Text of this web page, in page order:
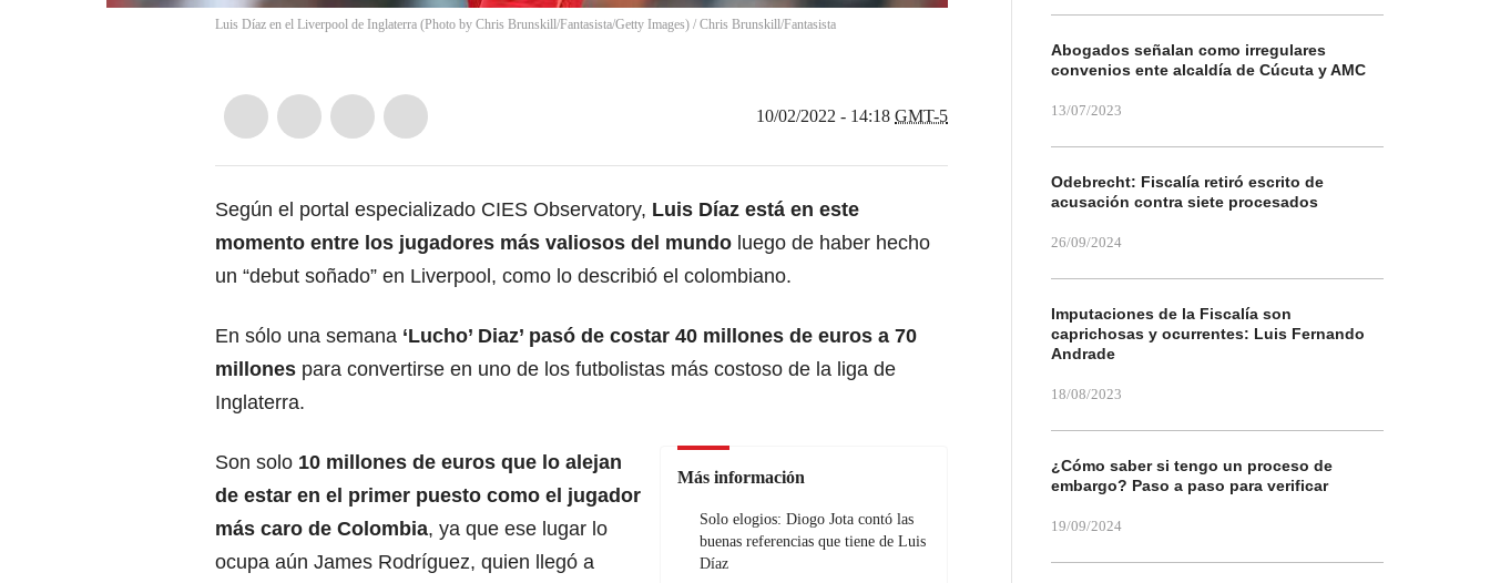
Luis Díaz en el Liverpool de Inglaterra (Photo by Chris Brunskill/Fantasista/Getty Images) / Chris Brunskill/Fantasista
10/02/2022 - 14:18 GMT-5
Según el portal especializado CIES Observatory, Luis Díaz está en este
momento entre los jugadores más valiosos del mundo luego de haber hecho
un “debut soñado” en Liverpool, como lo describió el colombiano.
En sólo una semana ‘Lucho’ Diaz’ pasó de costar 40 millones de euros a 70
millones para convertirse en uno de los futbolistas más costoso de la liga de
Inglaterra.
Más información
Solo elogios: Diogo Jota contó las
buenas referencias que tiene de Luis
Díaz
Son solo 10 millones de euros que lo alejan
de estar en el primer puesto como el jugador
más caro de Colombia, ya que ese lugar lo
ocupa aún James Rodríguez, quien llegó a
Abogados señalan como irregulares
convenios ente alcaldía de Cúcuta y AMC
13/07/2023
Odebrecht: Fiscalía retiró escrito de
acusación contra siete procesados
26/09/2024
Imputaciones de la Fiscalía son
caprichosas y ocurrentes: Luis Fernando
Andrade
18/08/2023
¿Cómo saber si tengo un proceso de
embargo? Paso a paso para verificar
19/09/2024